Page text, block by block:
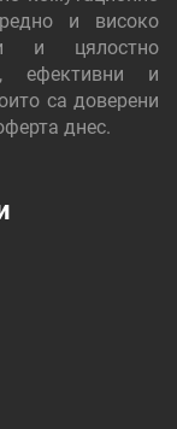
и високо
и цялостно
ефективни и
са доверени
днес.